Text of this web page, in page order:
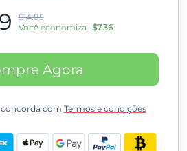
$14.85
Você economiza $7.36
Agora
com Termos e condições